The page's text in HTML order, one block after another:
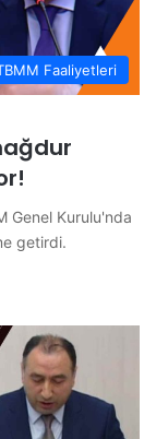
Faaliyetleri
Genel Kurulu'nda
getirdi.